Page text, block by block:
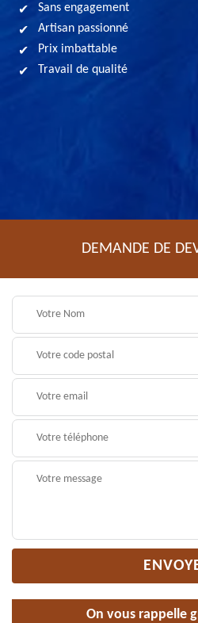
Sans engagement
Artisan passionné
Prix imbattable
Travail de qualité
DEMANDE DE
On vous rappelle